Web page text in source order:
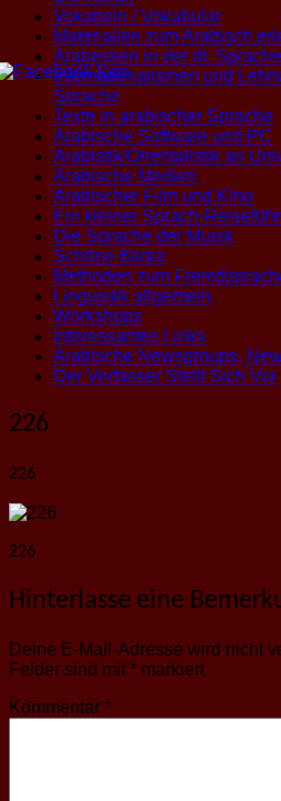
Vokabeln / Vokabular
Materialien zum Arabisch
Arabesken in der dt. Sprache
Internationalismen und
Sprache
Texte in arabischer Sprache
Arabische Software und PC
Arabistik/Orientalistik an
Arabische Medien
Arabischer Film und Kino
Ein kleiner Sprach-
Die Sprache der Musik
Schöne Bilder
Methoden zum
Linguistik allgemein
Workshops
Interessantes Links
Arabische Newsgroups,
Der Verfasser Stellt Sich Vor
226
226
226
Hinterlasse eine
Deine E-Mail-Adresse wird nicht
Felder sind mit * markiert
Kommentar *